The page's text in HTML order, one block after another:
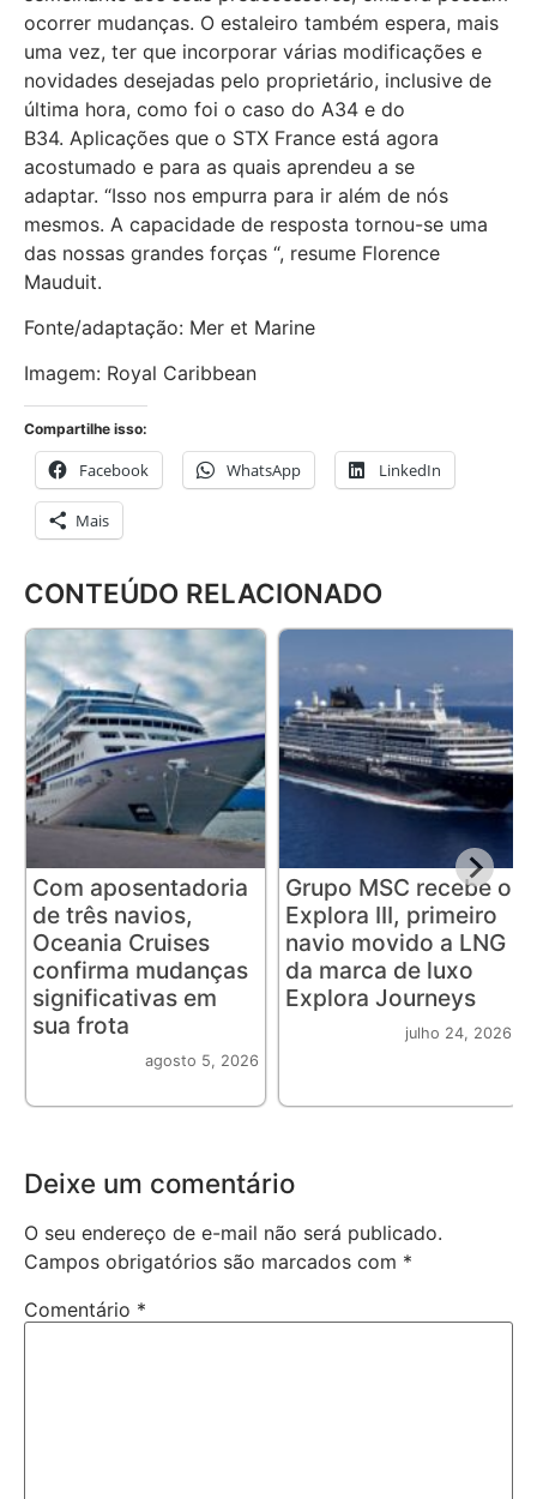
ocorrer mudanças. O estaleiro também espera, mais
uma vez, ter que incorporar várias modificações e
novidades desejadas pelo proprietário, inclusive de
última hora, como foi o caso do A34 e do
B34. Aplicações que o STX France está agora
acostumado e para as quais aprendeu a se
adaptar. “Isso nos empurra para ir além de nós
mesmos. A capacidade de resposta tornou-se uma
das nossas grandes forças “, resume Florence
Mauduit.
Fonte/adaptação: Mer et Marine
Imagem: Royal Caribbean
Compartilhe isso:
Facebook WhatsApp LinkedIn
Mais
CONTEÚDO RELACIONADO
Com aposentadoria
de três navios,
Oceania Cruises
confirma mudanças
significativas em
sua frota
agosto 5, 2026
Grupo MSC recebe o
Explora III, primeiro
navio movido a LNG
da marca de luxo
Explora Journeys
julho 24, 2026
Deixe um comentário
O seu endereço de e-mail não será publicado.
Campos obrigatórios são marcados com *
Comentário *